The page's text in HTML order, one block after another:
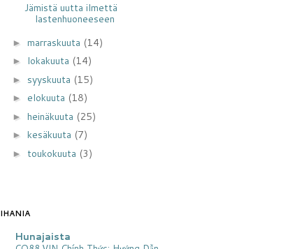
Jämistä uutta ilmettä
lastenhuoneeseen
► marraskuuta (14)
► lokakuuta (14)
► syyskuuta (15)
► elokuuta (18)
► heinäkuuta (25)
► kesäkuuta (7)
► toukokuuta (3)
IHANIA
Hunajaista